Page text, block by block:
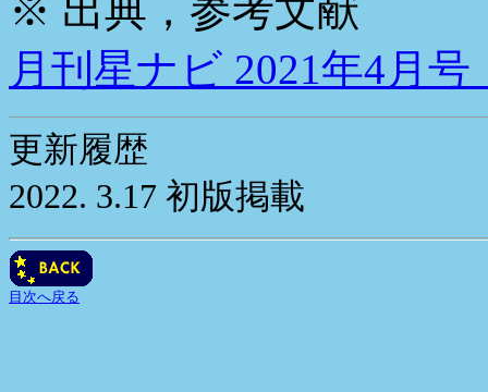
※ 出典，参考文献
月刊星ナビ 2021年4月
更新履歴
2022. 3.17 初版掲載
目次へ戻る